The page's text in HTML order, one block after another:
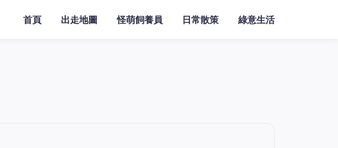
首頁 出走地圖 怪萌飼養員 日常散策 綠意生活